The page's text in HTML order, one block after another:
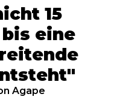
15
eine
Agape